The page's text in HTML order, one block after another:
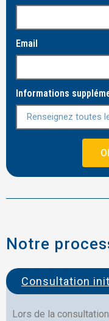
Email
Informations
Notre
Consultation
Lors de la